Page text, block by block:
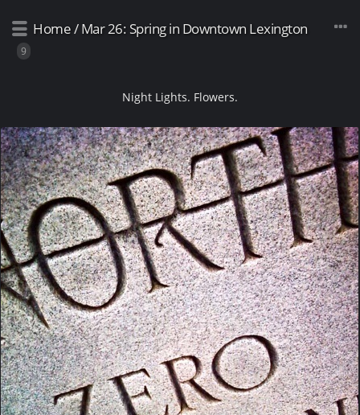
Home/Mar 26: Spring in Downtown Lexington
9
Night Lights. Flowers.